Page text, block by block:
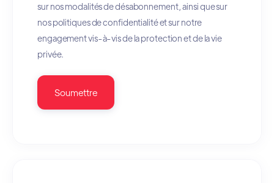
sur nos modalités de désabonnement, ainsi que sur
nos politiques de confidentialité et sur notre
engagement vis-à-vis de la protection et de la vie
privée.